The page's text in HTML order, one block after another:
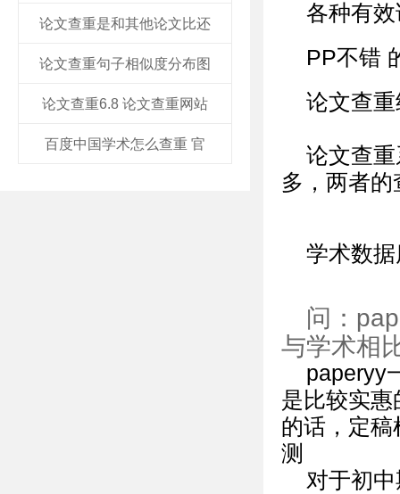
论文查重是和其他论文比还
论文查重句子相似度分布图
论文查重6.8 论文查重网站
百度中国学术怎么查重 官
各种有
PP不错
论文查
论文查
多，两者
学术数
问：
与学术相
paperyy
是比较实
的话，定
测
对于初